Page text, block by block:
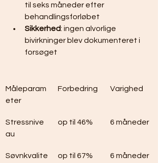
til seks måneder efter
behandlingsforløbet
Sikkerhed: ingen alvorlige
bivirkninger blev dokumenteret i
forsøget
Måleparam
eter
Forbedring Varighed
Stressnive
au
op til 46% 6 måneder
Søvnkvalite
op til 67% 6 måneder